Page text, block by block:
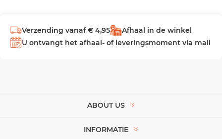
Verzending vanaf € 4,95
Afhaal in de winkel
U ontvangt het afhaal- of leveringsmoment via mail
ABOUT US
INFORMATIE